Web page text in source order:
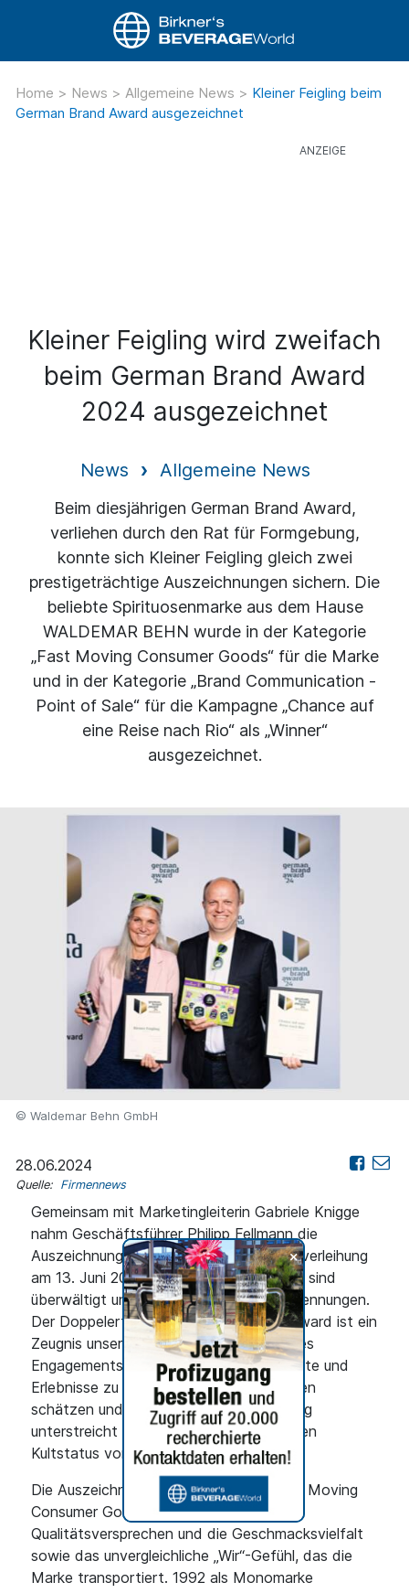
Home > News > Allgemeine News > Kleiner Feigling beim
German Brand Award ausgezeichnet
+
Kleiner Feigling wird zweifach
beim German Brand Award
2024 ausgezeichnet
News Allgemeine News
Beim diesjährigen German Brand Award,
verliehen durch den Rat für Formgebung,
konnte sich Kleiner Feigling gleich zwei
prestigeträchtige Auszeichnungen sichern. Die
beliebte Spirituosenmarke aus dem Hause
WALDEMAR BEHN wurde in der Kategorie
„Fast Moving Consumer Goods“ für die Marke
und in der Kategorie „Brand Communication -
Point of Sale“ für die Kampagne „Chance auf
eine Reise nach Rio“ als „Winner“
ausgezeichnet.
© Waldemar Behn GmbH
28.06.2024
Quelle: Firmennews
Gemeinsam mit Marketingleiterin Gabriele Knigge
nahm Geschäftsführer Philipp Fellmann die
Auszeichnungen bei der feierlichen Preisverleihung
am 13. Juni 2024 in Berlin entgegen. „Wir sind
überwältigt und dankbar für diese Anerkennungen.
Der Doppelerfolg beim German Brand Award ist ein
Zeugnis unserer Leidenschaft und unseres
Engagements, außergewöhnliche Produkte und
Erlebnisse zu schaffen, die unsere Kunden
schätzen und lieben. Die doppelte Ehrung
unterstreicht die innovative Kraft und den
Kultstatus von Kleiner Feigling.“
Die Auszeichnung in der Kategorie „Fast Moving
Consumer Goods“ würdigt das hohe
Qualitätsversprechen und die Geschmacksvielfalt
sowie das unvergleichliche „Wir“-Gefühl, das die
Marke transportiert. 1992 als Monomarke